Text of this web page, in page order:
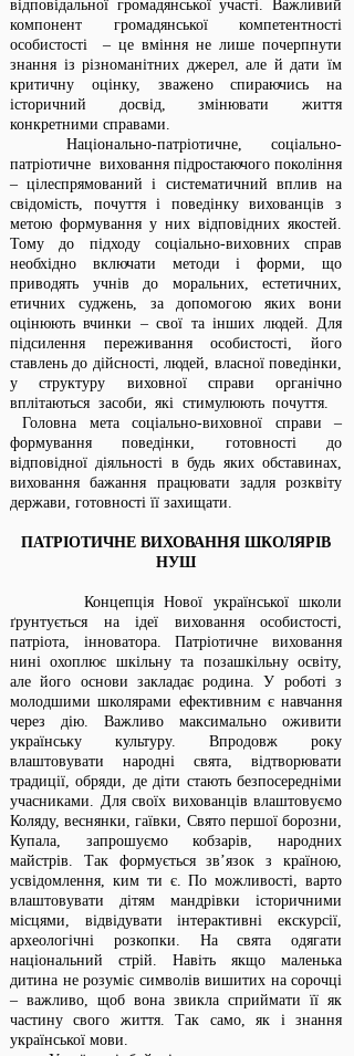
відповідальної громадянської участі. Важливий
компонент громадянської компетентності
особистості – це вміння не лише почерпнути
знання із різноманітних джерел, але й дати їм
критичну оцінку, зважено спираючись на
історичний досвід, змінювати життя
конкретними справами.
Національно-патріотичне, соціально-
патріотичне виховання підростаючого покоління
– цілеспрямований і систематичний вплив на
свідомість, почуття і поведінку вихованців з
метою формування у них відповідних якостей.
Тому до підходу соціально-виховних справ
необхідно включати методи і форми, що
приводять учнів до моральних, естетичних,
етичних суджень, за допомогою яких вони
оцінюють вчинки – свої та інших людей. Для
підсилення переживання особистості, його
ставлень до дійсності, людей, власної поведінки,
у структуру виховної справи органічно
вплітаються засоби, які стимулюють почуття.
Головна мета соціально-виховної справи –
формування поведінки, готовності до
відповідної діяльності в будь яких обставинах,
виховання бажання працювати задля розквіту
держави, готовності її захищати.
ПАТРІОТИЧНЕ ВИХОВАННЯ ШКОЛЯРІВ
НУШ
Концепція Нової української школи
ґрунтується на ідеї виховання особистості,
патріота, інноватора. Патріотичне виховання
нині охоплює шкільну та позашкільну освіту,
але його основи закладає родина. У роботі з
молодшими школярами ефективним є навчання
через дію. Важливо максимально оживити
українську культуру. Впродовж року
влаштовувати народні свята, відтворювати
традиції, обряди, де діти стають безпосередніми
учасниками. Для своїх вихованців влаштовуємо
Коляду, веснянки, гаївки, Свято першої борозни,
Купала, запрошуємо кобзарів, народних
майстрів. Так формується зв’язок з країною,
усвідомлення, ким ти є. По можливості, варто
влаштовувати дітям мандрівки історичними
місцями, відвідувати інтерактивні екскурсії,
археологічні розкопки. На свята одягати
національний стрій. Навіть якщо маленька
дитина не розуміє символів вишитих на сорочці
– важливо, щоб вона звикла сприймати її як
частину свого життя. Так само, як і знання
української мови.